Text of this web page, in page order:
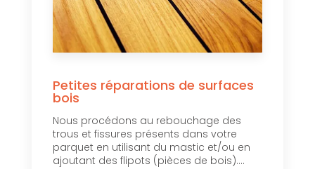
Petites réparations de surfaces
bois
Nous procédons au rebouchage des
trous et fissures présents dans votre
parquet en utilisant du mastic et/ou en
ajoutant des flipots (pièces de bois)....